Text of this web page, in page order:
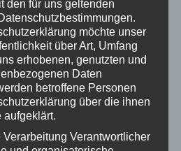
nur Minuten später
16 Metern halbrechter Position
nur Zentimeter am
Auf der Gegenseite hatte
Bernauer zweimal im eins gegen
bei einem weiteren Freistoß die
mehr entscheidend nach vorne
den für uns geltenden
möchte unser
über Art, Umfang
erhobenen, genutzten und
Daten
betroffene Personen
über die ihnen
aufgeklärt.
Verantwortlicher